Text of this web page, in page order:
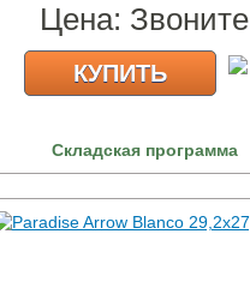
Цена: Звоните
КУПИТЬ
Складская программа